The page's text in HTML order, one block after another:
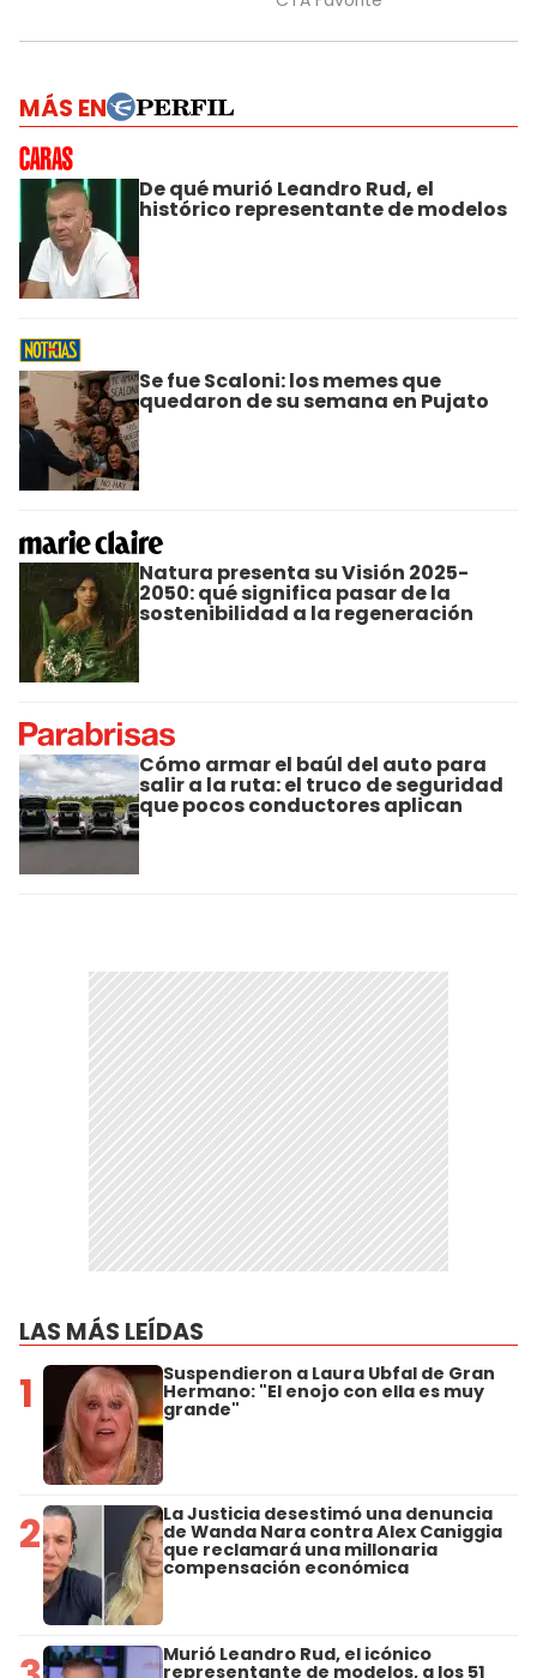
MÁS EN
De qué murió Leandro Rud, el
histórico representante de modelos
Se fue Scaloni: los memes que
quedaron de su semana en Pujato
Natura presenta su Visión 2025-
2050: qué significa pasar de la
sostenibilidad a la regeneración
Cómo armar el baúl del auto para
salir a la ruta: el truco de seguridad
que pocos conductores aplican
LAS MÁS LEÍDAS
1 Suspendieron a Laura Ubfal de Gran
Hermano: "El enojo con ella es muy
grande"
2 La Justicia desestimó una denuncia
de Wanda Nara contra Alex Caniggia
que reclamará una millonaria
compensación económica
Murió Leandro Rud, el icónico
representante de modelos, a los 51